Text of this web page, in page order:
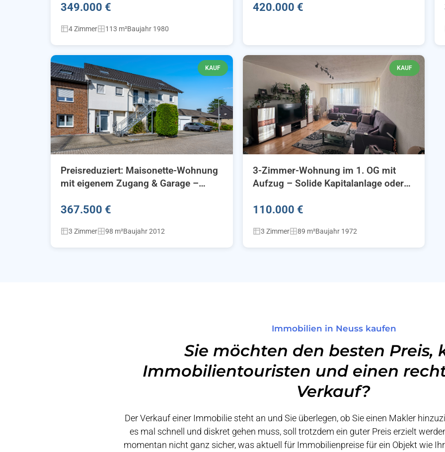
349.000 €
4 Zimmer 113 m²Baujahr 1980
Bergheim-Glessen
420.000 €
KAUF
Preisreduziert: Maisonette-Wohnung
mit eigenem Zugang & Garage –
367.500 €
3 Zimmer 98 m²Baujahr 2012
KAUF
3-Zimmer-Wohnung im 1. OG mit
Aufzug – Solide Kapitalanlage oder
110.000 €
3 Zimmer 89 m²Baujahr 1972
Immobilien in Neuss kaufen
Sie möchten den besten Preis,
Immobilientouristen und einen
Verkauf?
Der Verkauf einer Immobilie steht an und Sie überlegen, ob Sie einen Makler
es mal schnell und diskret gehen muss, soll trotzdem ein guter Preis erzielt
momentan nicht ganz sicher, was aktuell für Immobilienpreise für ein Objekt wie